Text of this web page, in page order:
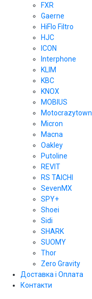
FXR
Gaerne
HiFlo Filtro
HJC
ICON
Interphone
KLIM
KBC
KNOX
MOBIUS
Motocrazytown
Micron
Macna
Oakley
Putoline
REVIT
RS TAICHI
SevenMX
SPY+
Shoei
Sidi
SHARK
SUOMY
Thor
Zero Gravity
Доставка і Оплата
Контакти